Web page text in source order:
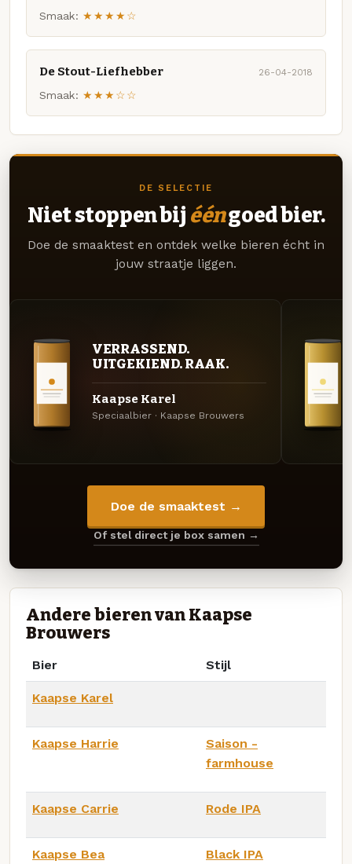
Smaak: ★★★★☆
De Stout-Liefhebber 26-04-2018
Smaak: ★★★☆☆
DE SELECTIE
Niet stoppen bij ééngoed bier.
Doe de smaaktest en ontdek welke bieren écht in
jouw straatje liggen.
VERRASSEND.
UITGEKIEND. RAAK.
Kaapse Karel
Speciaalbier · Kaapse Brouwers
Doe de smaaktest →
Of stel direct je box samen →
Andere bieren van Kaapse
Brouwers
Bier Stijl
Kaapse Karel
Kaapse Harrie
Saison -
farmhouse
Kaapse Carrie Rode IPA
Kaapse Bea Black IPA